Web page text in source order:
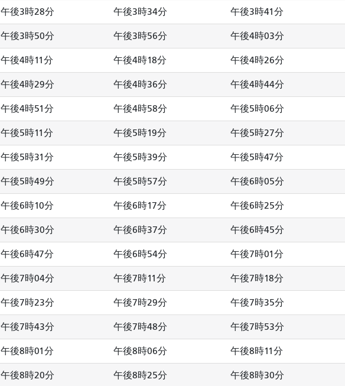
午後3時28分 午後3時34分 午後3時41分
午後3時50分 午後3時56分 午後4時03分
午後4時11分 午後4時18分 午後4時26分
午後4時29分 午後4時36分 午後4時44分
午後4時51分 午後4時58分 午後5時06分
午後5時11分 午後5時19分 午後5時27分
午後5時31分 午後5時39分 午後5時47分
午後5時49分 午後5時57分 午後6時05分
午後6時10分 午後6時17分 午後6時25分
午後6時30分 午後6時37分 午後6時45分
午後6時47分 午後6時54分 午後7時01分
午後7時04分 午後7時11分 午後7時18分
午後7時23分 午後7時29分 午後7時35分
午後7時43分 午後7時48分 午後7時53分
午後8時01分 午後8時06分 午後8時11分
午後8時20分 午後8時25分 午後8時30分